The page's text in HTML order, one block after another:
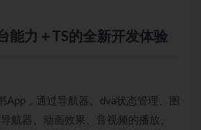
能力＋TS的全新开发体验
App，通过导航器、dva状态管理、图
航器、动画效果、音视频的播放、